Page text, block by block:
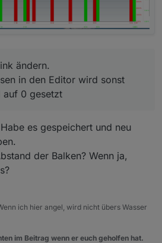
ändern.
in den Editor wird sonst
auf 0 gesetzt
es gespeichert und neu
der Balken? Wenn ja,
ich hier angel, wird nicht übers Wasser
im Beitrag wenn er euch geholfen hat.